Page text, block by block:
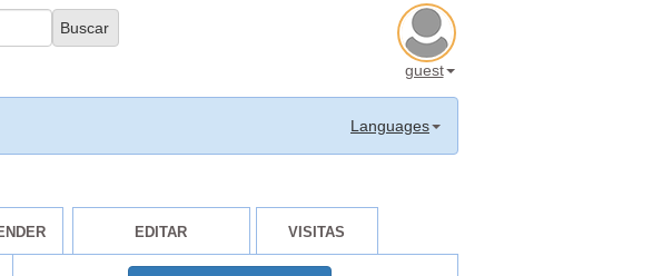
guest
Languages
EDITAR VISITAS